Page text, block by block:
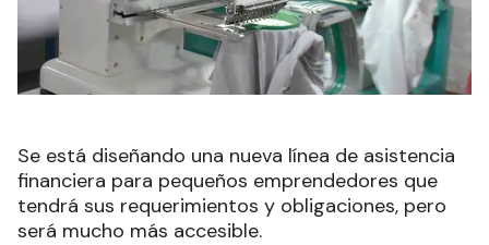
Se está diseñando una nueva línea de asistencia
financiera para pequeños emprendedores que
tendrá sus requerimientos y obligaciones, pero
será mucho más accesible.